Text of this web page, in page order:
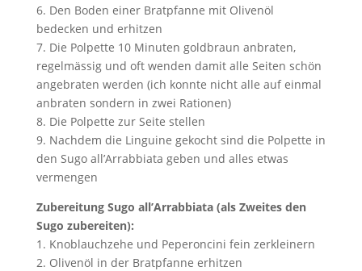
6. Den Boden einer Bratpfanne mit Olivenöl
bedecken und erhitzen
7. Die Polpette 10 Minuten goldbraun anbraten,
regelmässig und oft wenden damit alle Seiten schön
angebraten werden (ich konnte nicht alle auf einmal
anbraten sondern in zwei Rationen)
8. Die Polpette zur Seite stellen
9. Nachdem die Linguine gekocht sind die Polpette in
den Sugo all’Arrabbiata geben und alles etwas
vermengen
Zubereitung Sugo all’Arrabbiata (als Zweites den
Sugo zubereiten):
1. Knoblauchzehe und Peperoncini fein zerkleinern
2. Olivenöl in der Bratpfanne erhitzen